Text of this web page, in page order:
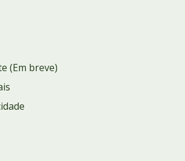
(Em breve)